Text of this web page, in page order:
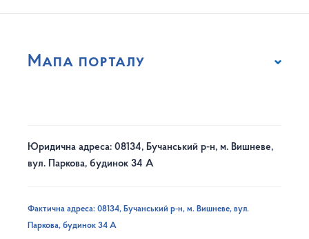
Мапа порталу
Юридична адреса: 08134, Бучанський р-н, м. Вишневе,
вул. Паркова, будинок 34 А
Фактична адреса: 08134, Бучанський р-н, м. Вишневе, вул.
Паркова, будинок 34 А